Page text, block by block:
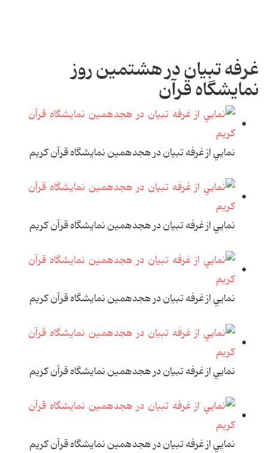
غرفه تبيان در هشتمين روز
نمايشگاه قرآن
نمايي از غرفه تبيان در هجدهمين نمايشگاه قرآن کريم
نمايي از غرفه تبيان در هجدهمين نمايشگاه قرآن کريم
نمايي از غرفه تبيان در هجدهمين نمايشگاه قرآن کريم
نمايي از غرفه تبيان در هجدهمين نمايشگاه قرآن کريم
نمايي از غرفه تبيان در هجدهمين نمايشگاه قرآن کريم